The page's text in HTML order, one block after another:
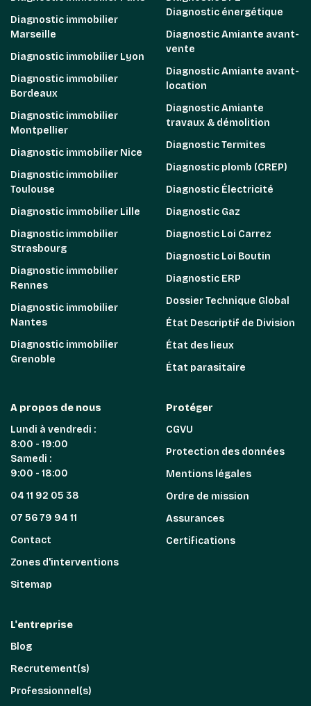
Diagnostic immobilier
Marseille
Diagnostic immobilier Lyon
Diagnostic immobilier
Bordeaux
Diagnostic immobilier
Montpellier
Diagnostic immobilier Nice
Diagnostic immobilier
Toulouse
Diagnostic immobilier Lille
Diagnostic immobilier
Strasbourg
Diagnostic immobilier
Rennes
Diagnostic immobilier
Nantes
Diagnostic immobilier
Grenoble
Diagnostic énergétique
Diagnostic Amiante avant-
vente
Diagnostic Amiante avant-
location
Diagnostic Amiante
travaux & démolition
Diagnostic Termites
Diagnostic plomb (CREP)
Diagnostic Électricité
Diagnostic Gaz
Diagnostic Loi Carrez
Diagnostic Loi Boutin
Diagnostic ERP
Dossier Technique Global
État Descriptif de Division
État des lieux
État parasitaire
A propos de nous
Lundi à vendredi :
8:00 - 19:00
Samedi :
9:00 - 18:00
04 11 92 05 38
07 56 79 94 11
Contact
Zones d'interventions
Sitemap
Protéger
CGVU
Protection des données
Mentions légales
Ordre de mission
Assurances
Certifications
L'entreprise
Blog
Recrutement(s)
Professionnel(s)